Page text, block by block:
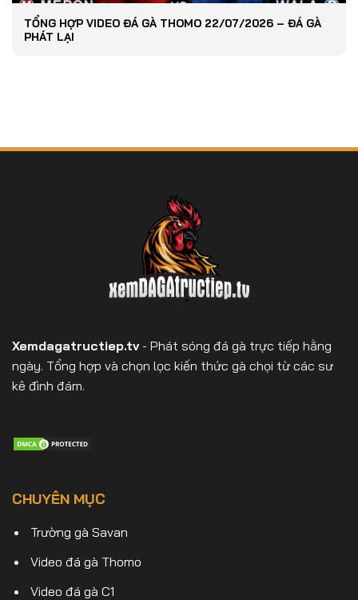
TỔNG HỢP VIDEO ĐÁ GÀ THOMO 22/07/2026 – ĐÁ GÀ
PHÁT LẠI
Xemdagatructiep.tv- Phát sóng đá gà trực tiếp hằng
ngày. Tổng hợp và chọn lọc kiến thức gà chọi từ các sư
kê đình đám.
CHUYÊN MỤC
Trường gà Savan
Video đá gà Thomo
Video đá gà C1